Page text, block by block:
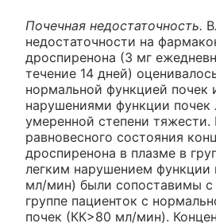
Почечная недостаточность.
недостаточности на
дроспиренона (3 мг
течение 14 дней)
нормальной функцией почек
нарушениями функции почек
умеренной степени
равновесного состояния
дроспиренона в плазме в
легким нарушением функции
мл/мин) были сопоставимы
группе пациенток с
почек (КК>80 мл/мин).